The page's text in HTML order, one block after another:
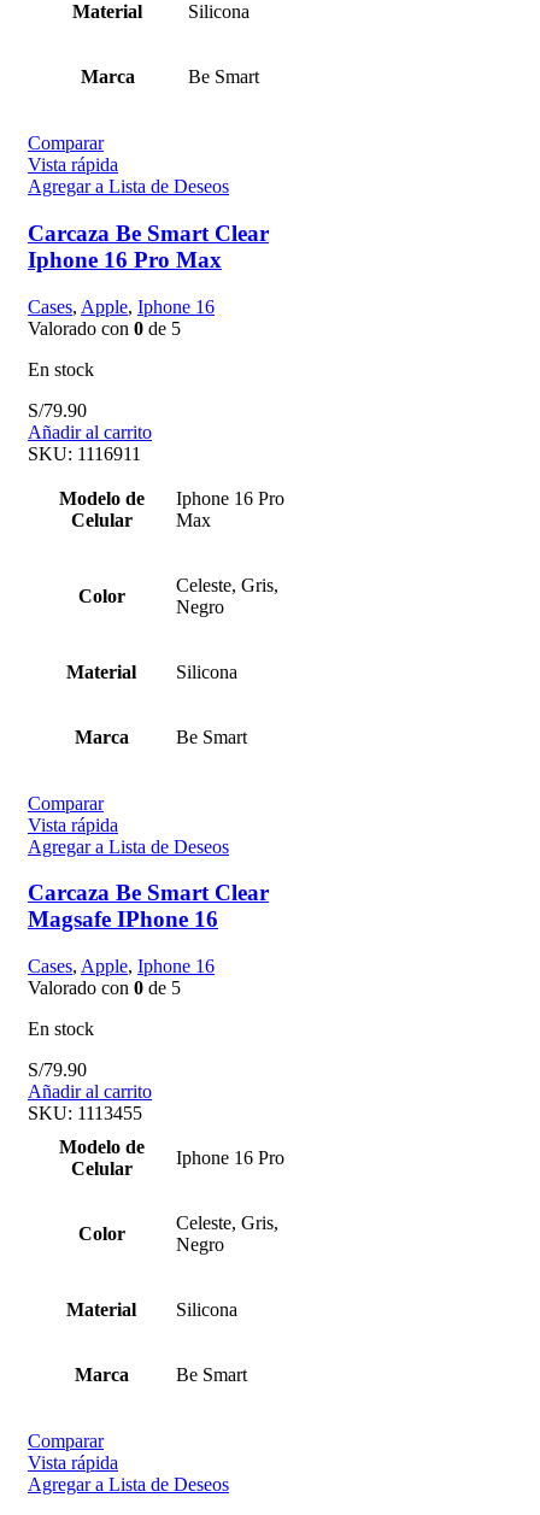
Material Silicona
Marca Be Smart
Comparar
Vista rápida
Agregar a Lista de Deseos
Carcaza Be Smart Clear
Iphone 16 Pro Max
Cases, Apple, Iphone 16
Valorado con 0 de 5
En stock
S/79.90
Añadir al carrito
SKU: 1116911
Modelo de
Celular
Iphone 16 Pro
Max
Color
Celeste, Gris,
Negro
Material Silicona
Marca Be Smart
Comparar
Vista rápida
Agregar a Lista de Deseos
Carcaza Be Smart Clear
Magsafe IPhone 16
Cases, Apple, Iphone 16
Valorado con 0 de 5
En stock
S/79.90
Añadir al carrito
SKU: 1113455
Modelo de
Celular
Iphone 16 Pro
Color
Celeste, Gris,
Negro
Material Silicona
Marca Be Smart
Comparar
Vista rápida
Agregar a Lista de Deseos